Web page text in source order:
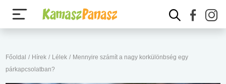
Főoldal / Hírek / Lélek / Mennyire számít a nagy korkülönbség egy
párkapcsolatban?